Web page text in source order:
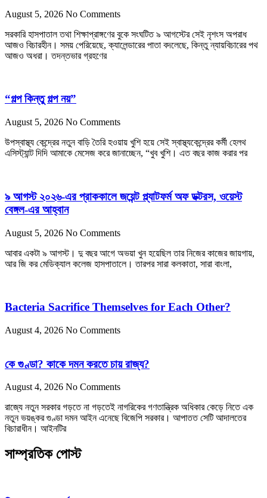
August 5, 2026 No Comments
সরকারি হাসপাতাল তথা শিক্ষাপ্রাঙ্গণের বুকে সংঘটিত ৯ আগস্টের সেই নৃশংস অপরাধ
আজও বিচারহীন। সময় পেরিয়েছে, ক্যালেন্ডারের পাতা বদলেছে, কিন্তু ন্যায়বিচারের পথ
আজও অধরা। তদন্তভার গ্রহণের
“গল্প কিন্তু গল্প নয়”
August 5, 2026 No Comments
উপস্বাস্থ্য কেন্দ্রের নতুন বাড়ি তৈরি হওয়ায় খুশি হয়ে সেই স্বাস্থ্যকেন্দ্রের কর্মী হেলথ
এসিস্ট্যান্ট দিদি আমাকে মেসেজ করে জানাচ্ছেন, “খুব খুশি। এত বছর কাজ করার পর
৯ আগস্ট ২০২৬-এর প্রাককালে জয়েন্ট প্ল্যাটফর্ম অফ ডক্টরস, ওয়েস্ট
বেঙ্গল-এর আহ্বান
August 5, 2026 No Comments
আবার একটা ৯ আগস্ট। দু বছর আগে অভয়া খুন হয়েছিল তার নিজের কাজের জায়গায়,
আর জি কর মেডিক্যাল কলেজ হাসপাতালে। তারপর সারা কলকাতা, সারা বাংলা,
Bacteria Sacrifice Themselves for Each Other?
August 4, 2026 No Comments
কে গুণ্ডা? কাকে দমন করতে চায় রাজ্য?
August 4, 2026 No Comments
রাজ্যে নতুন সরকার গড়তে না গড়তেই নাগরিকের গণতান্ত্রিক অধিকার কেড়ে নিতে এক
নতুন ভয়ঙ্কর গুণ্ডা দমন আইন এনেছে বিজেপি সরকার। আপাতত সেটি আদালতের
বিচারাধীন। আইনটির
সাম্প্রতিক পোস্ট